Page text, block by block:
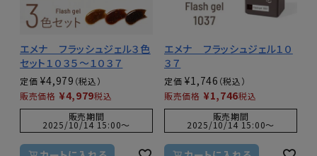
エメナ フラッシュジェル３色
セット１０３５～１０３７
定価 ¥4,979
販売価格 ¥4,979税込
販売期間
2025/10/14 15:00〜
エメナ フラッシュジェル１０
３７
定価 ¥1,746
販売価格 ¥1,746税込
販売期間
2025/10/14 15:00〜